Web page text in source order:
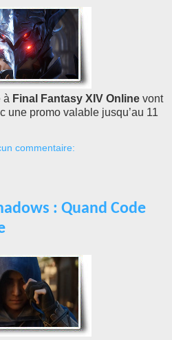
à Final Fantasy XIV Online vont
une promo valable jusqu’au 11
commentaire:
: Quand Code